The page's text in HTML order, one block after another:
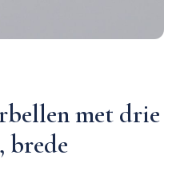
met drie
brede